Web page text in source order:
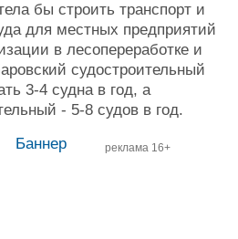
бы строить транспорт и
для местных предприятий
в лесопереработке и
судостроительный
3-4 судна в год, а
- 5-8 судов в год.
реклама 16+